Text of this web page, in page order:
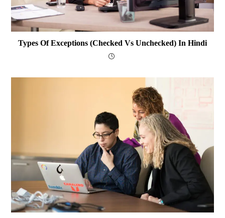
Types Of Exceptions (Checked Vs Unchecked) In Hindi